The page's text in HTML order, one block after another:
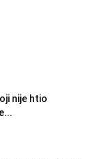
nije htio